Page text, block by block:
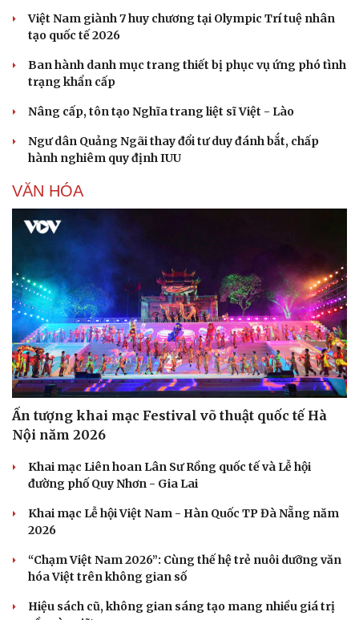
Văn học
Âm nhạc
Thời trang
Việt Nam giành 7 huy chương tại Olympic Trí tuệ nhân
tạo quốc tế 2026
Ban hành danh mục trang thiết bị phục vụ ứng phó tình
trạng khẩn cấp
Nâng cấp, tôn tạo Nghĩa trang liệt sĩ Việt - Lào
Ngư dân Quảng Ngãi thay đổi tư duy đánh bắt, chấp
hành nghiêm quy định IUU
VĂN HÓA
Ấn tượng khai mạc Festival võ thuật quốc tế Hà
Nội năm 2026
Khai mạc Liên hoan Lân Sư Rồng quốc tế và Lễ hội
đường phố Quy Nhơn - Gia Lai
Khai mạc Lễ hội Việt Nam - Hàn Quốc TP Đà Nẵng năm
2026
“Chạm Việt Nam 2026”: Cùng thế hệ trẻ nuôi dưỡng văn
hóa Việt trên không gian số
Hiệu sách cũ, không gian sáng tạo mang nhiều giá trị